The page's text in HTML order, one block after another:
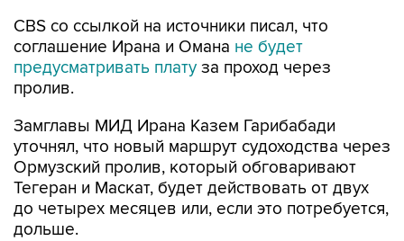
CBS со ссылкой на источники писал, что
соглашение Ирана и Омана не будет
предусматривать плату за проход через
пролив.
Замглавы МИД Ирана Казем Гарибабади
уточнял, что новый маршрут судоходства через
Ормузский пролив, который обговаривают
Тегеран и Маскат, будет действовать от двух
до четырех месяцев или, если это потребуется,
дольше.